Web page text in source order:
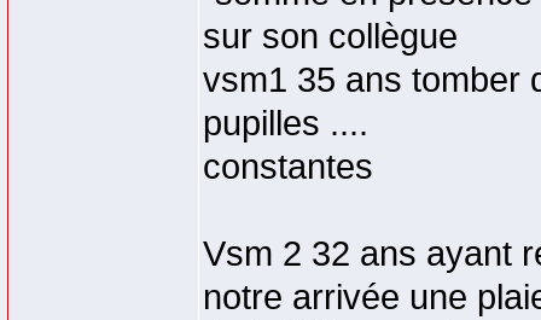
sur son collègue
vsm1 35 ans tomber
pupilles ....
constantes
Vsm 2 32 ans ayant
notre arrivée une